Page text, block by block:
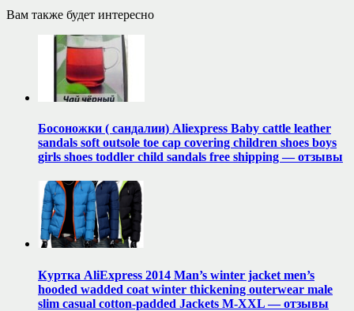
Вам также будет интересно
Босоножки ( сандалии) Aliexpress Baby cattle leather
sandals soft outsole toe cap covering children shoes boys
girls shoes toddler child sandals free shipping — отзывы
Куртка AliExpress 2014 Man’s winter jacket men’s
hooded wadded coat winter thickening outerwear male
slim casual cotton-padded Jackets M-XXL — отзывы